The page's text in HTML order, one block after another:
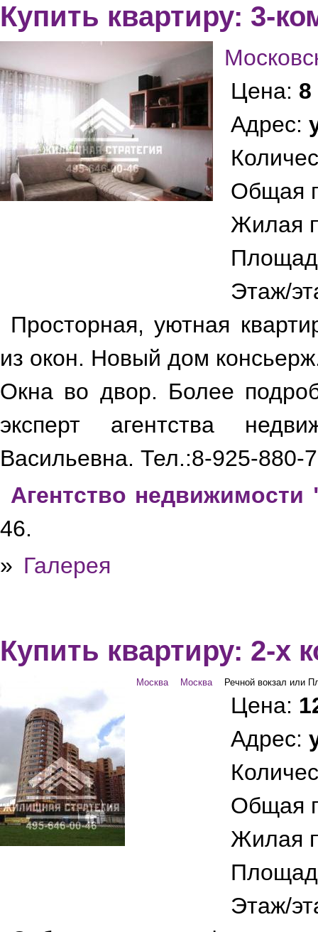
Купить квартиру: 3-
Цена: 8
Адрес:
Общая
Жилая
Этаж/
Просторная, уютная
из окон. Новый дом
Окна во двор. Более
эксперт агентства
Васильевна. Тел.:8-925-880-
Агентство
46.
» Галерея
Купить квартиру: 2-х
Москва Москва Речной вокзал или
Цена:
Адрес:
Общая
Жилая
Этаж/